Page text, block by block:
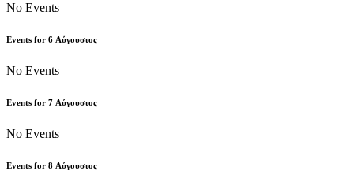
No Events
Events for 6 Αύγουστος
No Events
Events for 7 Αύγουστος
No Events
Events for 8 Αύγουστος